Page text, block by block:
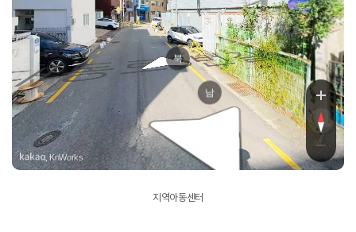
로6번길
북
남
, KnWorks
지역아동센터